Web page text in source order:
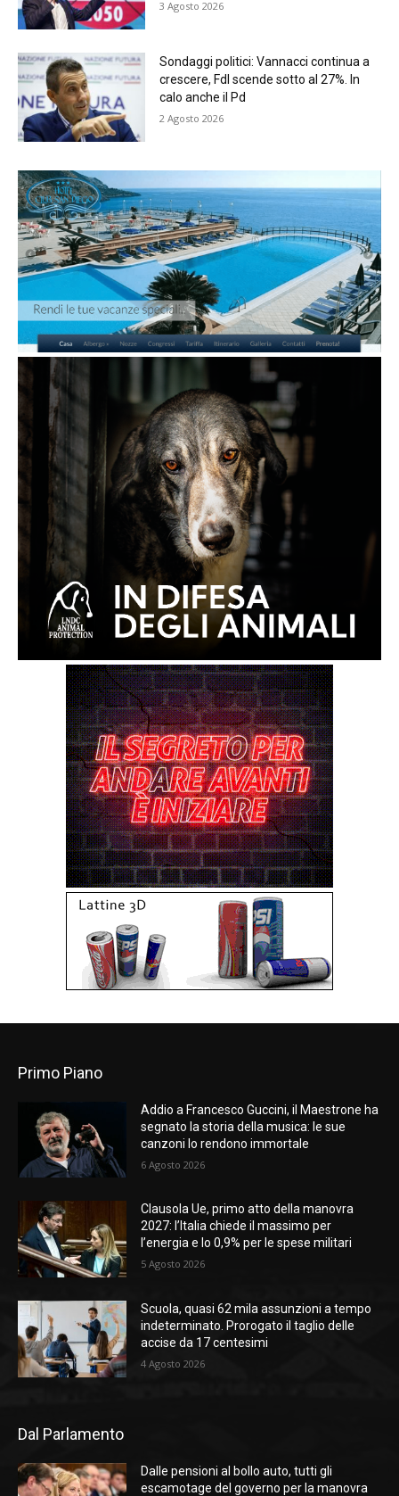
3 Agosto 2026
Sondaggi politici: Vannacci continua a
crescere, FdI scende sotto al 27%. In
calo anche il Pd
2 Agosto 2026
Primo Piano
Addio a Francesco Guccini, il Maestrone ha
segnato la storia della musica: le sue
canzoni lo rendono immortale
6 Agosto 2026
Clausola Ue, primo atto della manovra
2027: l’Italia chiede il massimo per
l’energia e lo 0,9% per le spese militari
5 Agosto 2026
Scuola, quasi 62 mila assunzioni a tempo
indeterminato. Prorogato il taglio delle
accise da 17 centesimi
4 Agosto 2026
Dal Parlamento
Dalle pensioni al bollo auto, tutti gli
escamotage del governo per la manovra